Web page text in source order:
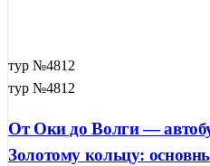
тур №4812
тур №4812
От Оки до Волги —
Золотому кольцу: